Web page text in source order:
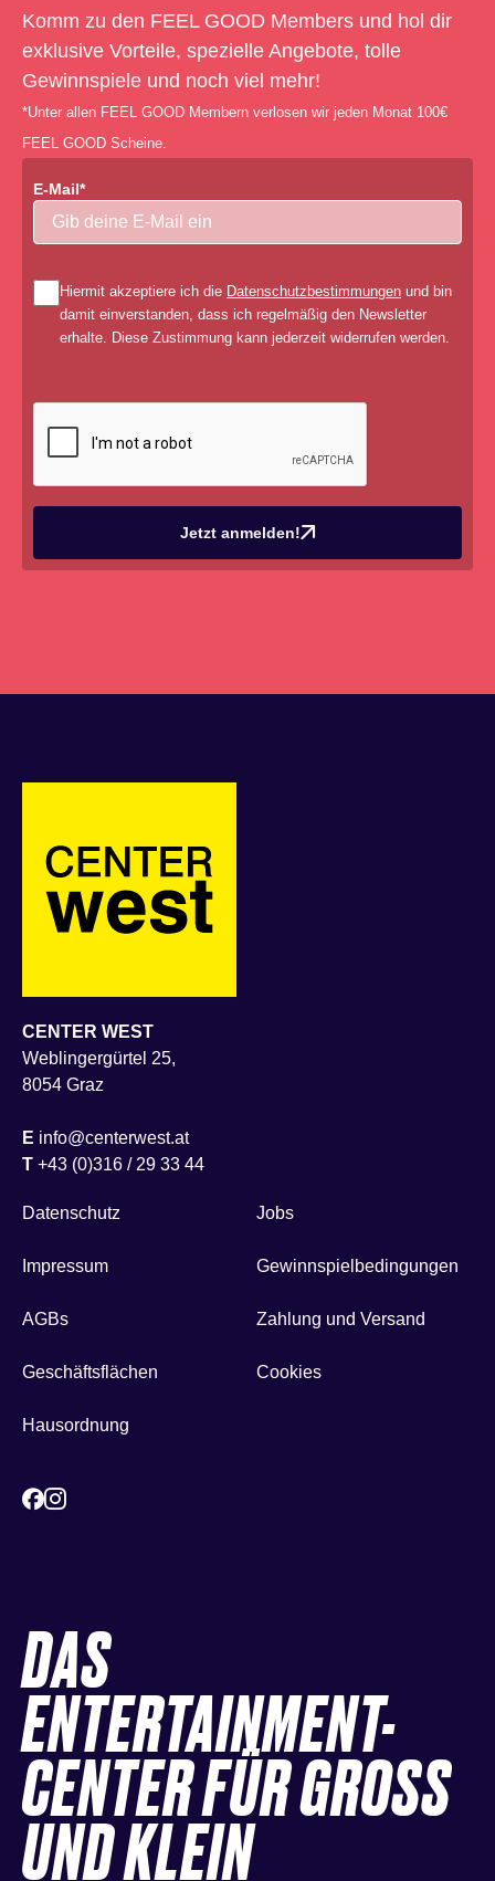
Komm zu den FEEL GOOD Members und hol dir
exklusive Vorteile, spezielle Angebote, tolle
Gewinnspiele und noch viel mehr!
*Unter allen FEEL GOOD Membern verlosen wir jeden Monat 100€
FEEL GOOD Scheine.
E-Mail*
Hiermit akzeptiere ich die Datenschutzbestimmungen und bin
damit einverstanden, dass ich regelmäßig den Newsletter
erhalte. Diese Zustimmung kann jederzeit widerrufen werden.
Jetzt anmelden!
CENTER WEST
Weblingergürtel 25,
8054 Graz
E info@centerwest.at
T +43 (0)316 / 29 33 44
Datenschutz
Impressum
AGBs
Geschäftsflächen
Hausordnung
Jobs
Gewinnspielbedingungen
Zahlung und Versand
Cookies
DAS
ENTERTAINMENT-
CENTER FÜR GROSS
UND KLEIN